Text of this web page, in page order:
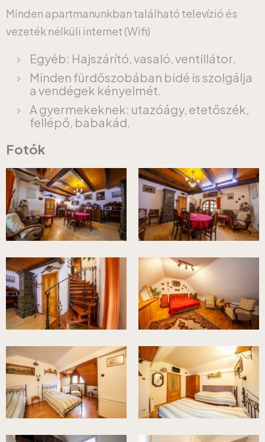
Minden apartmanunkban található televízió és
vezeték nélküli internet (Wifi)
Egyéb: Hajszárító, vasaló, ventillátor.
Minden fürdőszobában bidé is szolgálja
a vendégek kényelmét.
A gyermekeknek: utazóágy, etetőszék,
fellépő, babakád.
Fotók